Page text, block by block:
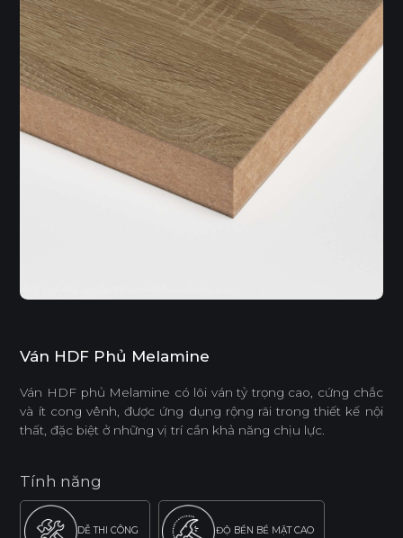
Ván HDF Phủ Melamine
Ván HDF phủ Melamine có lõi ván tỷ trọng cao, cứng chắc
và ít cong vênh, được ứng dụng rộng rãi trong thiết kế nội
thất, đặc biệt ở những vị trí cần khả năng chịu lực.
Tính năng
DỄ THI CÔNG ĐỘ BỀN BỀ MẶT CAO